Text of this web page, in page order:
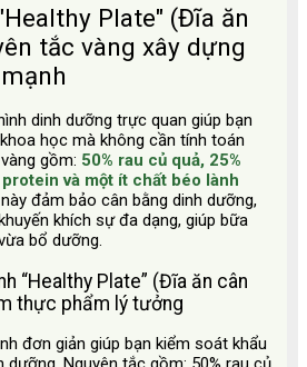
Plate" (Đĩa ăn
tắc vàng xây dựng
dinh dưỡng trực quan giúp bạn
học mà không cần tính toán
gồm: 50% rau củ quả, 25%
và một ít chất béo lành
đảm bảo cân bằng dinh dưỡng,
khích sự đa dạng, giúp bữa
bổ dưỡng.
“Healthy Plate” (Đĩa ăn cân
thực phẩm lý tưởng
đơn giản giúp bạn kiểm soát khẩu